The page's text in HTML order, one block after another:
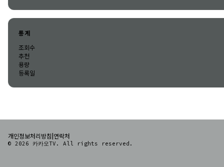
통계
조회수
추천
용량
등록일
개인정보처리방침 연락처
© 2026 카카오TV. All rights reserved.